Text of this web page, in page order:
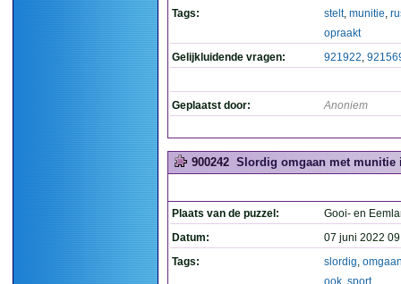
Tags:
stelt, munitie,
opraakt
Gelijkluidende vragen:
921922,
Geplaatst door: Anoniem
900242 Slordig omgaan met munitie
Plaats van de puzzel:
Gooi- en
Datum:
07 juni 2022
Tags:
slordig,
ook sport